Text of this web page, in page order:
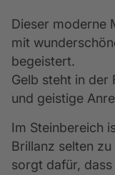
Dieser moderne
mit
begeistert.
Gelb steht in der
und geistige
Im Steinbereich
Brillanz selten
sorgt dafür,